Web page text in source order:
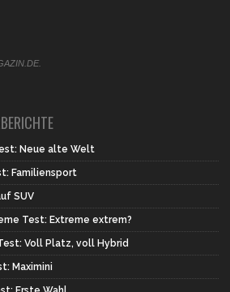
Neue alte Welt
Familiensport
SUV
Test: Extreme extrem?
Voll Platz, voll Hybrid
Maximini